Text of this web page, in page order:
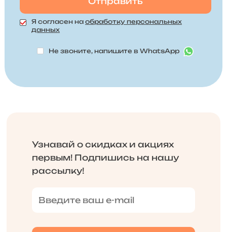
Я согласен на обработку персональных
данных
Не звоните, напишите в WhatsApp
Узнавай о скидках и акциях
первым! Подпишись на нашу
рассылку!